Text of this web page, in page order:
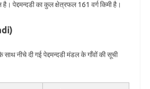
पेद्दमन्दडी का कुल क्षेत्रफल 161 वर्ग किमी है।
नीचे दी गई पेद्दमन्दडी मंडल के गाँवों की सूची